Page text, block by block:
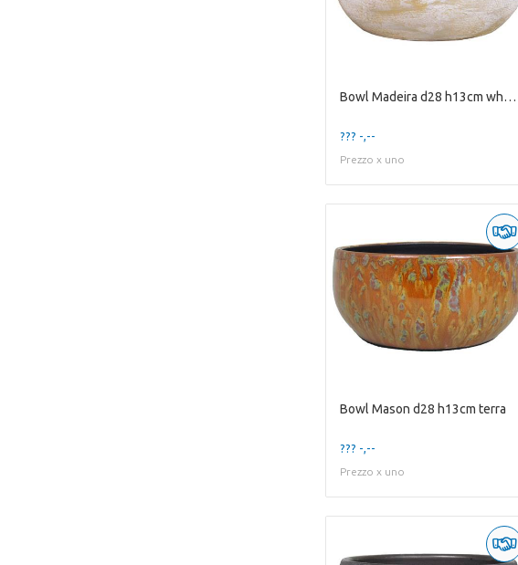
Bowl Madeira d28 h13cm white gold
??? -,--
Prezzo x uno
Bowl Mason d28 h13cm terra
??? -,--
Prezzo x uno